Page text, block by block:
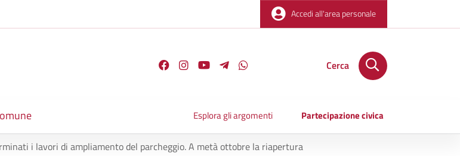
Accedi all'area personale
Cerca
Esplora gli argomenti Partecipazione civica
i lavori di ampliamento del parcheggio. A metà ottobre la riapertura